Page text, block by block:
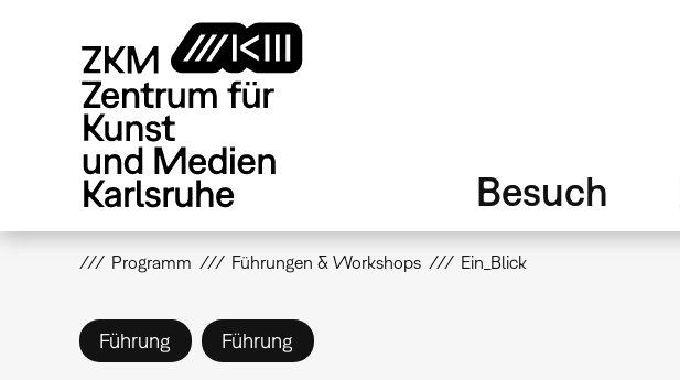
Besuch
Programm Führungen & Workshops Ein_Blick
Führung Führung